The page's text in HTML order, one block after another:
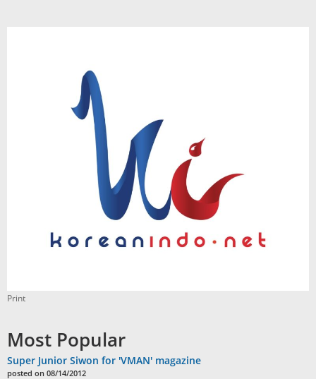
Print
Most Popular
Super Junior Siwon for 'VMAN' magazine
posted on 08/14/2012